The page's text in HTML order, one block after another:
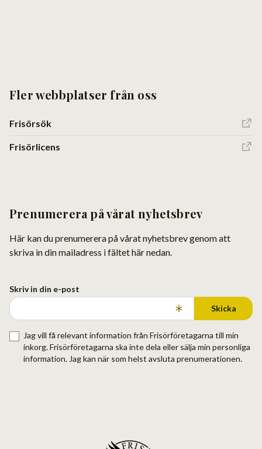
Fler webbplatser från oss
Frisörsök
Frisörlicens
Prenumerera på vårat nyhetsbrev
Här kan du prenumerera på vårat nyhetsbrev genom att
skriva in din mailadress i fältet här nedan.
Skriv in din e-post
Skicka
Jag vill få relevant information från Frisörföretagarna till min
inkorg. Frisörföretagarna ska inte dela eller sälja min personliga
information. Jag kan när som helst avsluta prenumerationen.